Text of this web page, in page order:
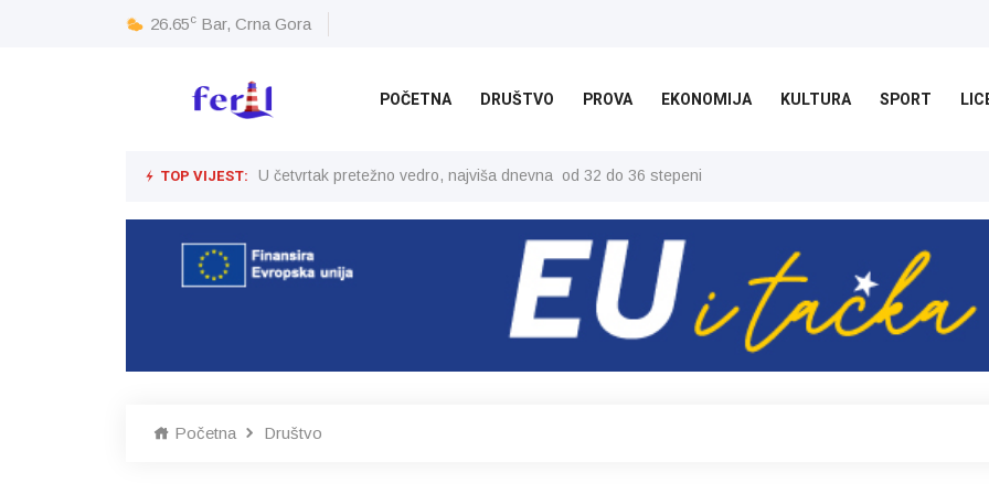
26.65c Bar, Crna Gora
POČETNA DRUŠTVO PROVA EKONOMIJA KULTURA SPORT
TOP VIJEST: U četvrtak pretežno vedro, najviša dnevna od 32 do 36 stepeni
Početna Društvo